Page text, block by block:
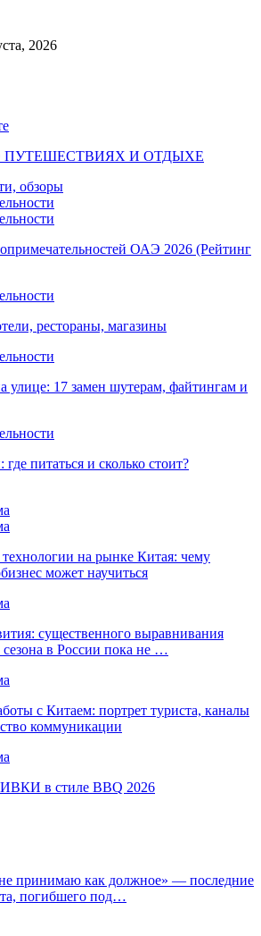
2026
ПУТЕШЕСТВИЯХ И ОТДЫХЕ
обзоры
ОАЭ 2026 (Рейтинг
рестораны, магазины
улице: 17 замен шутерам, файтингам и
питаться и сколько стоит?
на рынке Китая: чему
может научиться
существенного выравнивания
сезона в России пока не …
с Китаем: портрет туриста, каналы
коммуникации
в стиле BBQ 2026
принимаю как должное» — последние
погибшего под…